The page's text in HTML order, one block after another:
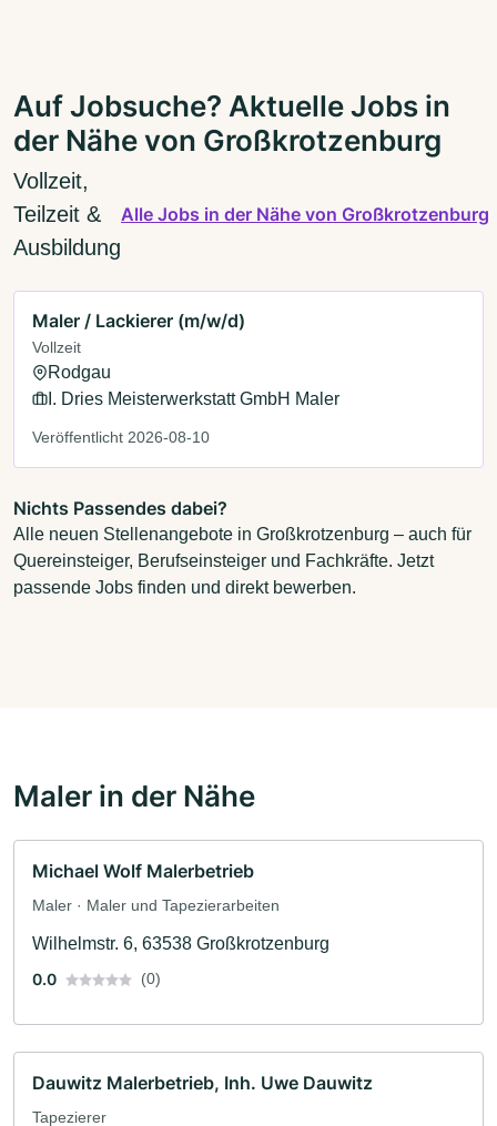
Auf Jobsuche? Aktuelle Jobs in
der Nähe von Großkrotzenburg
Vollzeit,
Teilzeit &
Ausbildung
Alle Jobs in der Nähe von Großkrotzenburg
Maler / Lackierer (m/w/d)
Vollzeit
Rodgau
I. Dries Meisterwerkstatt GmbH Maler
Veröffentlicht 2026-08-10
Nichts Passendes dabei?
Alle neuen Stellenangebote in Großkrotzenburg – auch für
Quereinsteiger, Berufseinsteiger und Fachkräfte. Jetzt
passende Jobs finden und direkt bewerben.
Maler in der Nähe
Michael Wolf Malerbetrieb
Maler · Maler und Tapezierarbeiten
Wilhelmstr. 6, 63538 Großkrotzenburg
0.0
(0)
Dauwitz Malerbetrieb, Inh. Uwe Dauwitz
Tapezierer